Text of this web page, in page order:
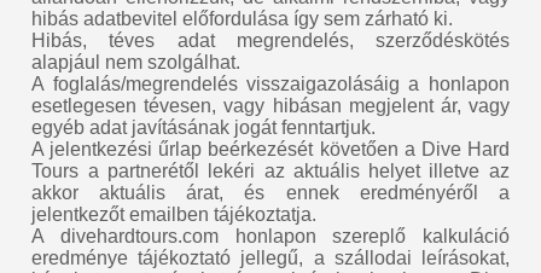
hibás adatbevitel előfordulása így sem zárható ki.
Hibás, téves adat megrendelés, szerződéskötés
alapjául nem szolgálhat.
A foglalás/megrendelés visszaigazolásáig a honlapon
esetlegesen tévesen, vagy hibásan megjelent ár, vagy
egyéb adat javításának jogát fenntartjuk.
A jelentkezési űrlap beérkezését követően a Dive Hard
Tours a partnerétől lekéri az aktuális helyet illetve az
akkor aktuális árat, és ennek eredményéről a
jelentkezőt emailben tájékoztatja.
A divehardtours.com honlapon szereplő kalkuláció
eredménye tájékoztató jellegű, a szállodai leírásokat,